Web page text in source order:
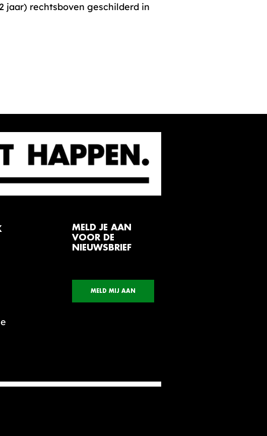
jaar) rechtsboven geschilderd in
MELD JE AAN
VOOR DE
NIEUWSBRIEF
MELD MIJ AAN